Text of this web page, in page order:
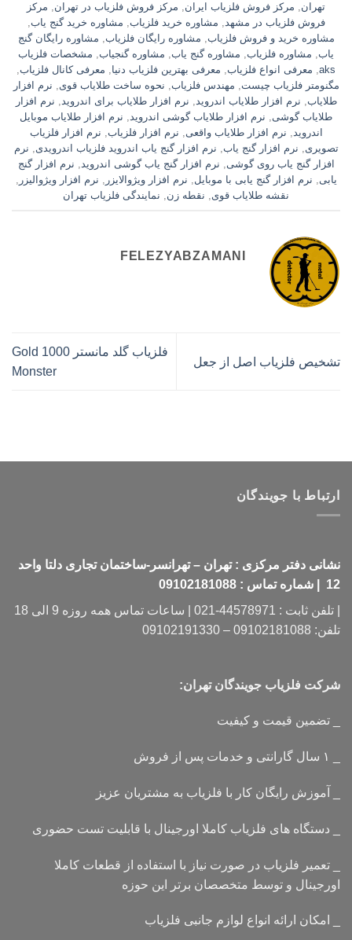
تهران, مرکز فروش فلزیاب ایران, مرکز فروش فلزیاب در تهران, مرکز
فروش فلزیاب در مشهد, مشاوره خرید فلزیاب, مشاوره خرید گنج یاب,
مشاوره خرید و فروش فلزیاب, مشاوره رایگان فلزیاب, مشاوره رایگان گنج
یاب, مشاوره فلزیاب, مشاوره گنج یاب, مشاوره گنجیاب, مشخصات فلزیاب
aks
, معرفی انواع فلزیاب, معرفی بهترین فلزیاب دنیا, معرفی کانال فلزیاب,
مگنومتر فلزیاب چیست, مهندس فلزیاب, نحوه ساخت طلایاب قوی, نرم افزار
طلایاب, نرم افزار طلایاب اندروید, نرم افزار طلایاب برای اندروید, نرم افزار
طلایاب گوشی, نرم افزار طلایاب گوشی اندروید, نرم افزار طلایاب موبایل
اندروید, نرم افزار طلایاب واقعی, نرم افزار فلزیاب, نرم افزار فلزیاب
تصویری, نرم افزار گنج یاب, نرم افزار گنج یاب اندروید فلزیاب اندرویدی, نرم
افزار گنج یاب روی گوشی, نرم افزار گنج یاب گوشی اندروید, نرم افزار گنج
یابی, نرم افزار گنج یابی با موبایل, نرم افزار ویژوالایزر , نرم افزار ویژوالیزر ,
نقشه طلایاب قوی, نقطه زن, نمایندگی فلزیاب تهران
FELEZYABZAMANI
تشخیص فلزیاب اصل از جعل
فلزیاب گلد مانستر 1000 Gold
Monster
ارتباط با جویندگان
نشانی دفتر مرکزی : تهران – تهرانسر-ساختمان تجاری دلتا واحد
12 | شماره تماس : 09102181088
| تلفن ثابت : 44578971-021 | ساعات تماس همه روزه 9 الی 18
تلفن: 09102181088 – 09102191330
شرکت فلزیاب جویندگان تهران:
_ تضمین قیمت و کیفیت
_ آموزش رایگان کار با فلزیاب به مشتریان عزیز
_ دستگاه های فلزیاب کاملا اورجینال با قابلیت تست حضوری
_ تعمیر فلزیاب در صورت نیاز با استفاده از قطعات کاملا
اورجینال و توسط متخصصان برتر این حوزه
_ امکان ارائه انواع لوازم جانبی فلزیاب